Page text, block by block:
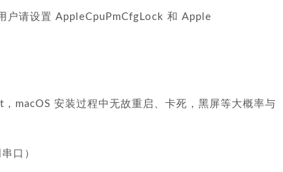
户请设置 AppleCpuPmCfgLock 和 Apple
macOS 安装过程中无故重启、卡死，黑屏等大概率与
口）